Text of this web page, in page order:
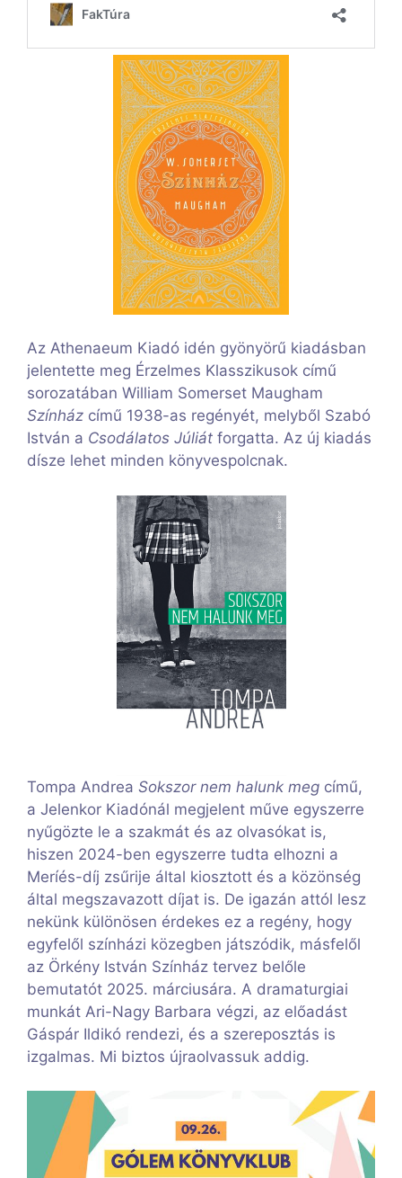
Az Athenaeum Kiadó idén gyönyörű kiadásban
jelentette meg Érzelmes Klasszikusok című
sorozatában William Somerset Maugham
Színház című 1938-as regényét, melyből Szabó
István a Csodálatos Júliát forgatta. Az új kiadás
dísze lehet minden könyvespolcnak.
Tompa Andrea Sokszor nem halunk meg című,
a Jelenkor Kiadónál megjelent műve egyszerre
nyűgözte le a szakmát és az olvasókat is,
hiszen 2024-ben egyszerre tudta elhozni a
Meríés-díj zsűrije által kiosztott és a közönség
által megszavazott díjat is. De igazán attól lesz
nekünk különösen érdekes ez a regény, hogy
egyfelől színházi közegben játszódik, másfelől
az Örkény István Színház tervez belőle
bemutatót 2025. márciusára. A dramaturgiai
munkát Ari-Nagy Barbara végzi, az előadást
Gáspár Ildikó rendezi, és a szereposztás is
izgalmas. Mi biztos újraolvassuk addig.